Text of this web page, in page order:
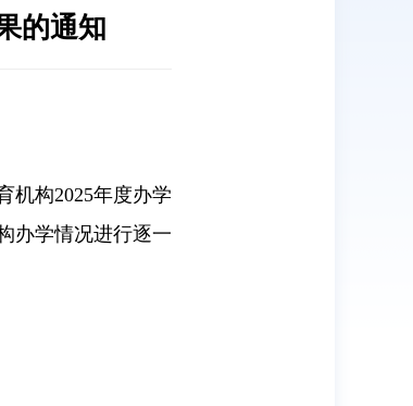
的通知
机构2025年度办学
办学情况进行逐一